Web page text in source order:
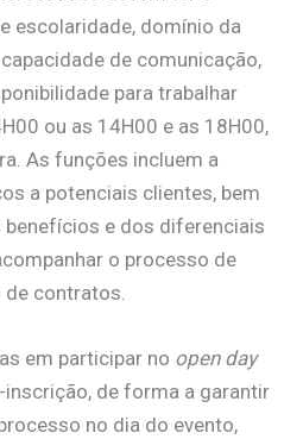
escolaridade, domínio da
de comunicação,
para trabalhar
ou as 14H00 e as 18H00,
As funções incluem a
a potenciais clientes, bem
e dos diferenciais
o processo de
contratos.
em participar no open day
de forma a garantir
no dia do evento,